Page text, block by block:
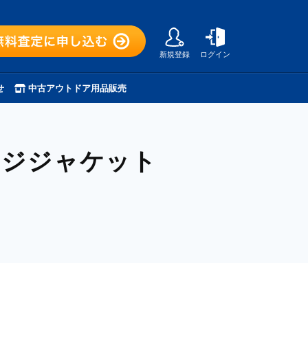
新規登録 ログイン
中古アウトドア用品販売
ジャケット